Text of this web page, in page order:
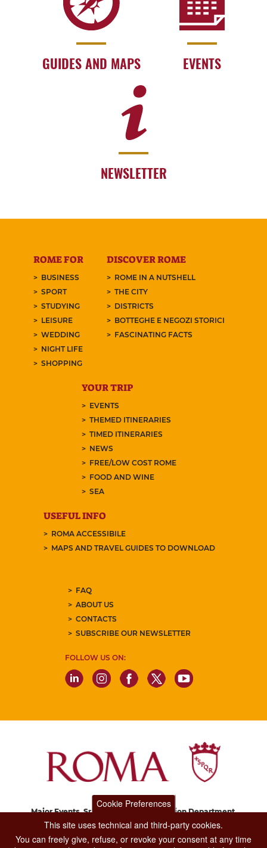
GUIDES AND MAPS EVENTS
NEWSLETTER
ROME FOR
BUSINESS
SPORT
STUDYING
LEISURE
WEDDING
NIGHT LIFE
SHOPPING
DISCOVER ROME
ROME IN A NUTSHELL
THE CITY
DISTRICTS
BOTTEGHE E NEGOZI STORICI
FASCINATING FACTS
YOUR TRIP
EVENTS
THEMED ITINERARIES
TIMED ITINERARIES
NEWS
FREE/LOW COST ROME
FOOD AND WINE
SEA
USEFUL INFO
ROMA ACCESSIBILE
MAPS AND TRAVEL GUIDES TO DOWNLOAD
FAQ
ABOUT US
CONTACTS
SUBSCRIBE OUR NEWSLETTER
FOLLOW US ON:
Major Events, Sport, Tourism and Fashion Department.
Via di San Basilio, 51
Cookie Preferences
This site uses technical and third-party cookies.
You can freely give, refuse, or revoke your consent at any time